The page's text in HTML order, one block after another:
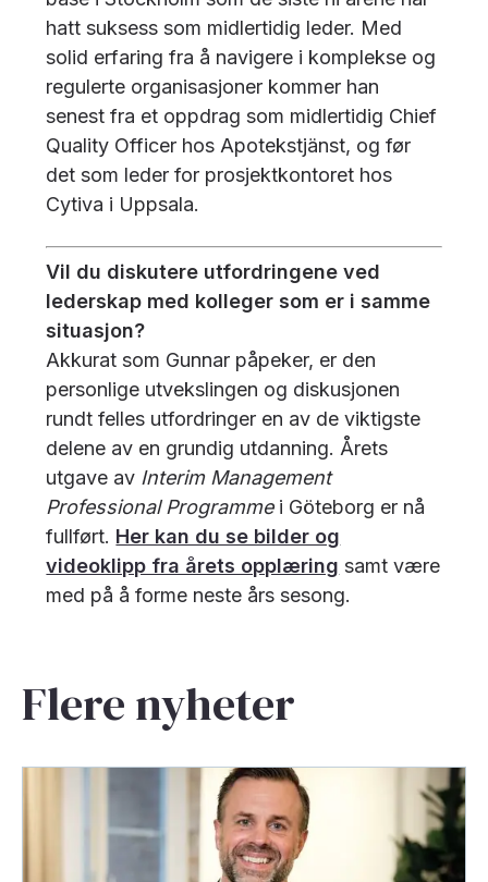
hatt suksess som midlertidig leder. Med
solid erfaring fra å navigere i komplekse og
regulerte organisasjoner kommer han
senest fra et oppdrag som midlertidig Chief
Quality Officer hos Apotekstjänst, og før
det som leder for prosjektkontoret hos
Cytiva i Uppsala.
Vil du diskutere utfordringene ved
lederskap med kolleger som er i samme
situasjon?
Akkurat som Gunnar påpeker, er den
personlige utvekslingen og diskusjonen
rundt felles utfordringer en av de viktigste
delene av en grundig utdanning. Årets
utgave av Interim Management
Professional Programmei Göteborg er nå
fullført. Her kan du se bilder og
videoklipp fra årets opplæring samt være
med på å forme neste års sesong.
Flere nyheter